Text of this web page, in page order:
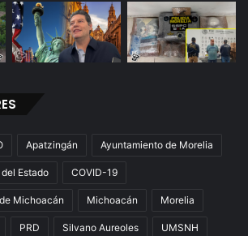
Apatzingán Ayuntamiento de Morelia
Estado COVID-19
Michoacán Michoacán Morelia
PRD Silvano Aureoles UMSNH